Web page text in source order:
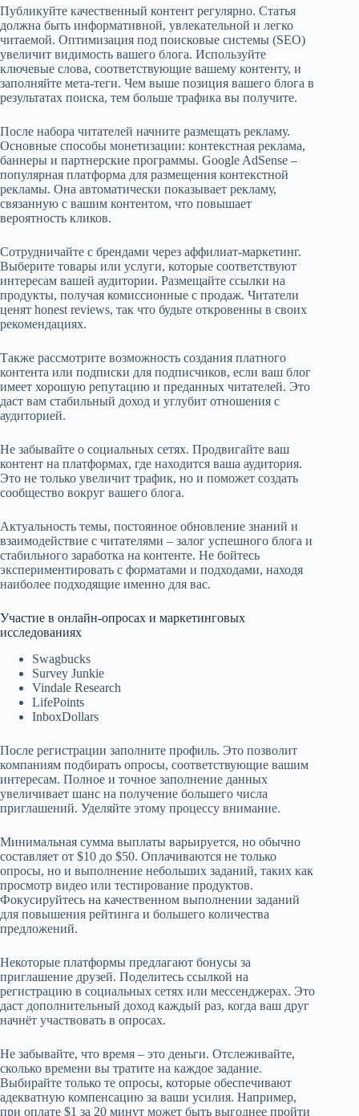
Публикуйте качественный контент регулярно. Статья
должна быть информативной, увлекательной и легко
читаемой. Оптимизация под поисковые системы (SEO)
увеличит видимость вашего блога. Используйте
ключевые слова, соответствующие вашему контенту, и
заполняйте мета-теги. Чем выше позиция вашего блога в
результатах поиска, тем больше трафика вы получите.
После набора читателей начните размещать рекламу.
Основные способы монетизации: контекстная реклама,
баннеры и партнерские программы. Google AdSense –
популярная платформа для размещения контекстной
рекламы. Она автоматически показывает рекламу,
связанную с вашим контентом, что повышает
вероятность кликов.
Сотрудничайте с брендами через аффилиат-маркетинг.
Выберите товары или услуги, которые соответствуют
интересам вашей аудитории. Размещайте ссылки на
продукты, получая комиссионные с продаж. Читатели
ценят honest reviews, так что будьте откровенны в своих
рекомендациях.
Также рассмотрите возможность создания платного
контента или подписки для подписчиков, если ваш блог
имеет хорошую репутацию и преданных читателей. Это
даст вам стабильный доход и углубит отношения с
аудиторией.
Не забывайте о социальных сетях. Продвигайте ваш
контент на платформах, где находится ваша аудитория.
Это не только увеличит трафик, но и поможет создать
сообщество вокруг вашего блога.
Актуальность темы, постоянное обновление знаний и
взаимодействие с читателями – залог успешного блога и
стабильного заработка на контенте. Не бойтесь
экспериментировать с форматами и подходами, находя
наиболее подходящие именно для вас.
Участие в онлайн-опросах и маркетинговых
исследованиях
Swagbucks
Survey Junkie
Vindale Research
LifePoints
InboxDollars
После регистрации заполните профиль. Это позволит
компаниям подбирать опросы, соответствующие вашим
интересам. Полное и точное заполнение данных
увеличивает шанс на получение большего числа
приглашений. Уделяйте этому процессу внимание.
Минимальная сумма выплаты варьируется, но обычно
составляет от $10 до $50. Оплачиваются не только
опросы, но и выполнение небольших заданий, таких как
просмотр видео или тестирование продуктов.
Фокусируйтесь на качественном выполнении заданий
для повышения рейтинга и большего количества
предложений.
Некоторые платформы предлагают бонусы за
приглашение друзей. Поделитесь ссылкой на
регистрацию в социальных сетях или мессенджерах. Это
даст дополнительный доход каждый раз, когда ваш друг
начнёт участвовать в опросах.
Не забывайте, что время – это деньги. Отслеживайте,
сколько времени вы тратите на каждое задание.
Выбирайте только те опросы, которые обеспечивают
адекватную компенсацию за ваши усилия. Например,
при оплате $1 за 20 минут может быть выгоднее пройти